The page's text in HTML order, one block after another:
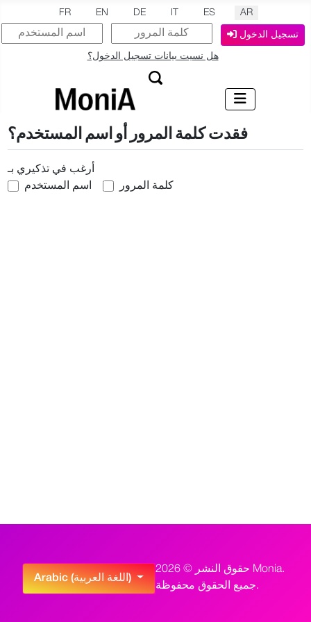
اختر لغتك
FR EN DE ES AR
تسجيل الدخول
هل نسيت بيانات تسجيل الدخول؟
فقدت كلمة المرور أو اسم المستخدم؟
أرغب في تذكيري بـ
اسم المستخدم
كلمة المرور
اختر لغتك
Arabic (اللغة العربية)
حقوق النشر © 2026 Monia.
جميع الحقوق محفوظة.